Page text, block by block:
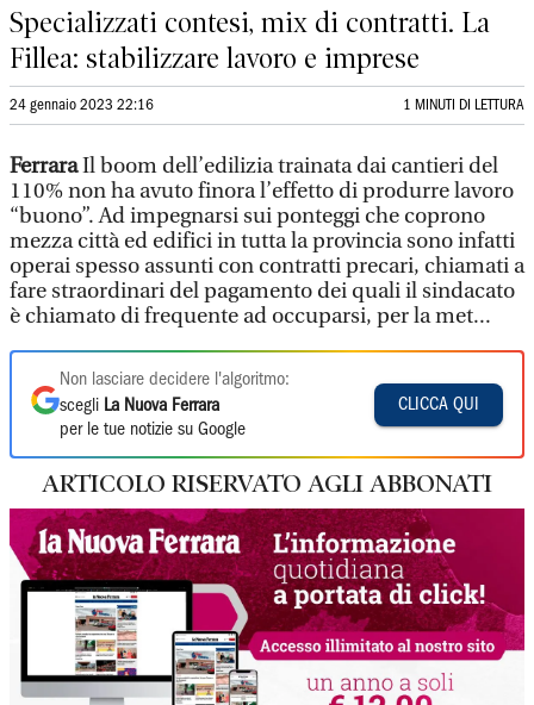
Specializzati contesi, mix di contratti. La
Fillea: stabilizzare lavoro e imprese
24 gennaio 2023 22:16 1 MINUTI DI LETTURA
FerraraIl boom dell’edilizia trainata dai cantieri del
110% non ha avuto finora l’effetto di produrre lavoro
“buono”. Ad impegnarsi sui ponteggi che coprono
mezza città ed edifici in tutta la provincia sono infatti
operai spesso assunti con contratti precari, chiamati a
fare straordinari del pagamento dei quali il sindacato
è chiamato di frequente ad occuparsi, per la met...
Non lasciare decidere l'algoritmo:
scegli La Nuova Ferrara
per le tue notizie su Google
CLICCA QUI
ARTICOLO RISERVATO AGLI ABBONATI